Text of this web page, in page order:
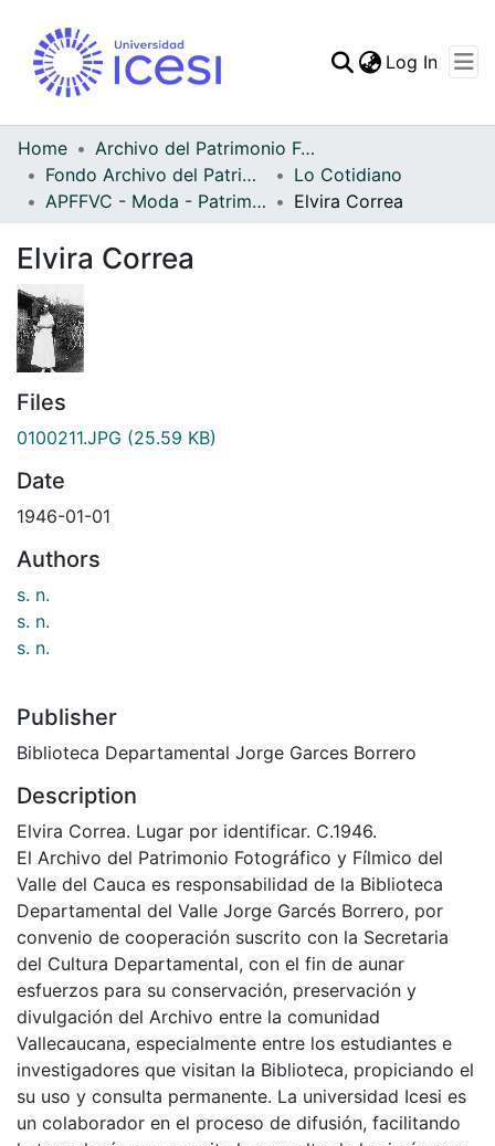
Statistics
Log In
Home
Archivo del Patrimonio Fotográfico y Fílmico del Valle del Cauca
Fondo Archivo del Patrimonio Fotográfico y Fílmico del Valle del Cauca
Lo Cotidiano
APFFVC - Moda - Patrimonial
Elvira Correa
Elvira Correa
Files
0100211.JPG (25.59 KB)
Date
1946-01-01
Authors
s. n.
s. n.
s. n.
Publisher
Biblioteca Departamental Jorge Garces Borrero
Description
Elvira Correa. Lugar por identificar. C.1946.
El Archivo del Patrimonio Fotográfico y Fílmico del
Valle del Cauca es responsabilidad de la Biblioteca
Departamental del Valle Jorge Garcés Borrero, por
convenio de cooperación suscrito con la Secretaria
del Cultura Departamental, con el fin de aunar
esfuerzos para su conservación, preservación y
divulgación del Archivo entre la comunidad
Vallecaucana, especialmente entre los estudiantes e
investigadores que visitan la Biblioteca, propiciando el
su uso y consulta permanente. La universidad Icesi es
un colaborador en el proceso de difusión, facilitando